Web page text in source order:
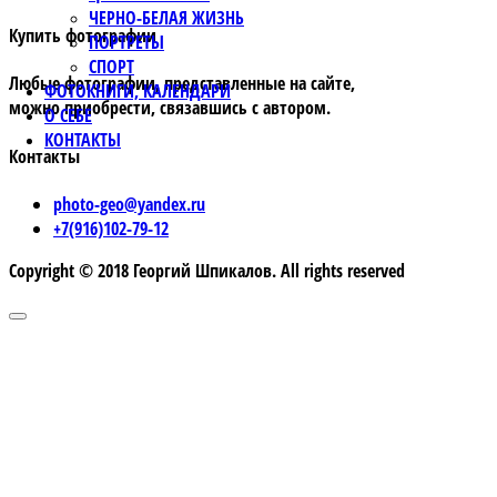
ЧЕРНО-БЕЛАЯ ЖИЗНЬ
ПОРТРЕТЫ
СПОРТ
ФОТОКНИГИ, КАЛЕНДАРИ
О СЕБЕ
КОНТАКТЫ
Купить фотографии
Любые фотографии, представленные на сайте,
можно приобрести, связавшись с автором.
Контакты
photo-geo@yandex.ru
+7(916)102-79-12
Copyright © 2018 Георгий Шпикалов. All rights reserved